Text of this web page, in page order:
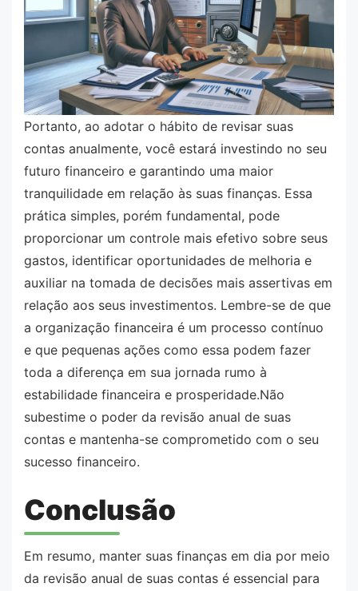
Portanto, ao adotar o hábito de revisar suas
contas anualmente, você estará investindo no seu
futuro financeiro e garantindo uma maior
tranquilidade em relação às suas finanças. Essa
prática simples, porém fundamental, pode
proporcionar um controle mais efetivo sobre seus
gastos, identificar oportunidades de melhoria e
auxiliar na tomada de decisões mais assertivas em
relação aos seus investimentos. Lembre-se de que
a organização financeira é um processo contínuo
e que pequenas ações como essa podem fazer
toda a diferença em sua jornada rumo à
estabilidade financeira e prosperidade.Não
subestime o poder da revisão anual de suas
contas e mantenha-se comprometido com o seu
sucesso financeiro.
Conclusão
Em resumo, manter suas finanças em dia por meio
da revisão anual de suas contas é essencial para